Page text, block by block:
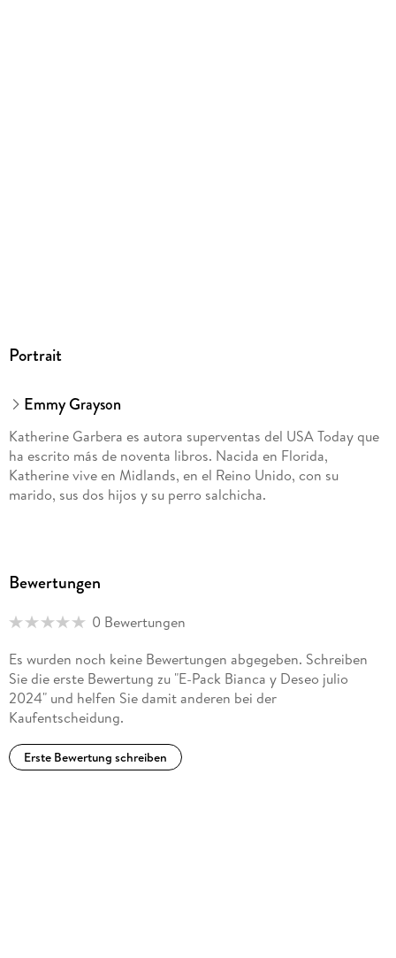
Portrait
Emmy Grayson
Katherine Garbera es autora superventas del USA Today que
ha escrito más de noventa libros. Nacida en Florida,
Katherine vive en Midlands, en el Reino Unido, con su
marido, sus dos hijos y su perro salchicha.
Bewertungen
0 Bewertungen
Es wurden noch keine Bewertungen abgegeben. Schreiben
Sie die erste Bewertung zu "E-Pack Bianca y Deseo julio
2024" und helfen Sie damit anderen bei der
Kaufentscheidung.
Erste Bewertung schreiben